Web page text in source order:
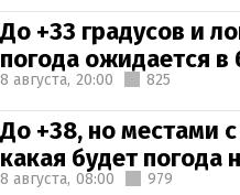
До +33 градусов и
погода ожидается
8 августа, 20:00 825
До +38, но местами
какая будет погода
8 августа, 08:00 979